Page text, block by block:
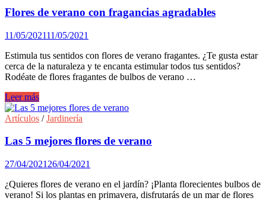
bulbos
de
flor
Flores de verano con fragancias agradables
11/05/202111/05/2021
Estimula tus sentidos con flores de verano fragantes. ¿Te gusta estar
cerca de la naturaleza y te encanta estimular todos tus sentidos?
Rodéate de flores fragantes de bulbos de verano …
Flores
de
verano
fragancias
Leer más
Artículos /Jardinería
Las 5 mejores flores de verano
27/04/2021 26/04/2021
¿Quieres flores de verano en el jardín? ¡Planta florecientes bulbos de
verano! Si los plantas en primavera, disfrutarás de un mar de flores